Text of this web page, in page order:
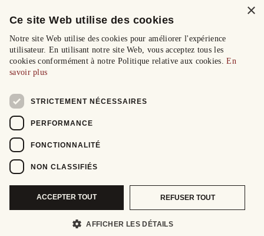
×
Ce site Web utilise des cookies
Notre site Web utilise des cookies pour améliorer l'expérience
utilisateur. En utilisant notre site Web, vous acceptez tous les
cookies conformément à notre Politique relative aux cookies.En
savoir plus
STRICTEMENT NÉCESSAIRES
PERFORMANCE
FONCTIONNALITÉ
NON CLASSIFIÉS
ACCEPTER TOUT REFUSER TOUT
AFFICHER LES DÉTAILS